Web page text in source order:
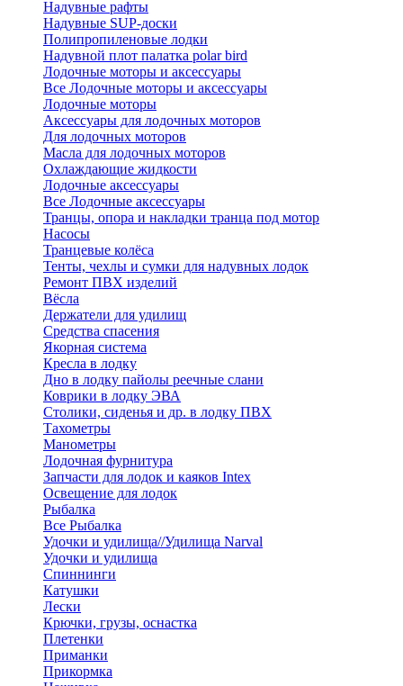
Надувные рафты
Надувные SUP-доски
Полипропиленовые лодки
Надувной плот палатка polar bird
Лодочные моторы и аксессуары
Все Лодочные моторы и аксессуары
Лодочные моторы
Аксессуары для лодочных моторов
Для лодочных моторов
Масла для лодочных моторов
Охлаждающие жидкости
Лодочные аксессуары
Все Лодочные аксессуары
Транцы, опора и накладки транца под мотор
Насосы
Транцевые колёса
Тенты, чехлы и сумки для надувных лодок
Ремонт ПВХ изделий
Вёсла
Держатели для удилищ
Средства спасения
Якорная система
Кресла в лодку
Дно в лодку пайолы реечные слани
Коврики в лодку ЭВА
Столики, сиденья и др. в лодку ПВХ
Тахометры
Манометры
Лодочная фурнитура
Запчасти для лодок и каяков Intex
Освещение для лодок
Рыбалка
Все Рыбалка
Удочки и удилища//Удилища Narval
Удочки и удилища
Спиннинги
Катушки
Лески
Крючки, грузы, оснастка
Плетенки
Приманки
Прикормка